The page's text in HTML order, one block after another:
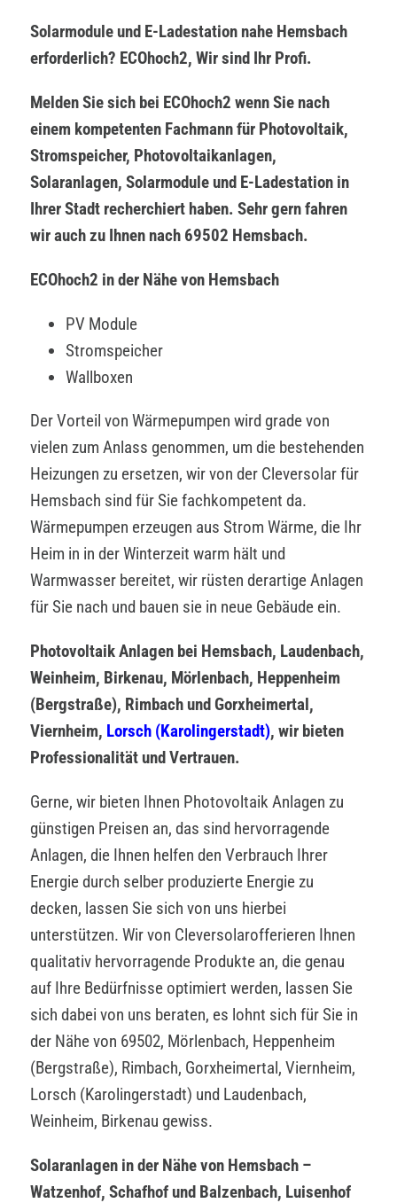
Solarmodule und E-Ladestation nahe Hemsbach
erforderlich? ECOhoch2, Wir sind Ihr Profi.
Melden Sie sich bei ECOhoch2 wenn Sie nach
einem kompetenten Fachmann für Photovoltaik,
Stromspeicher, Photovoltaikanlagen,
Solaranlagen, Solarmodule und E-Ladestation in
Ihrer Stadt recherchiert haben. Sehr gern fahren
wir auch zu Ihnen nach 69502 Hemsbach.
ECOhoch2 in der Nähe von Hemsbach
PV Module
Stromspeicher
Wallboxen
Der Vorteil von Wärmepumpen wird grade von
vielen zum Anlass genommen, um die bestehenden
Heizungen zu ersetzen, wir von der Cleversolar für
Hemsbach sind für Sie fachkompetent da.
Wärmepumpen erzeugen aus Strom Wärme, die Ihr
Heim in in der Winterzeit warm hält und
Warmwasser bereitet, wir rüsten derartige Anlagen
für Sie nach und bauen sie in neue Gebäude ein.
Photovoltaik Anlagen bei Hemsbach, Laudenbach,
Weinheim, Birkenau, Mörlenbach, Heppenheim
(Bergstraße), Rimbach und Gorxheimertal,
Viernheim, Lorsch (Karolingerstadt), wir bieten
Professionalität und Vertrauen.
Gerne, wir bieten Ihnen Photovoltaik Anlagen zu
günstigen Preisen an, das sind hervorragende
Anlagen, die Ihnen helfen den Verbrauch Ihrer
Energie durch selber produzierte Energie zu
decken, lassen Sie sich von uns hierbei
unterstützen. Wir von Cleversolarofferieren Ihnen
qualitativ hervorragende Produkte an, die genau
auf Ihre Bedürfnisse optimiert werden, lassen Sie
sich dabei von uns beraten, es lohnt sich für Sie in
der Nähe von 69502, Mörlenbach, Heppenheim
(Bergstraße), Rimbach, Gorxheimertal, Viernheim,
Lorsch (Karolingerstadt) und Laudenbach,
Weinheim, Birkenau gewiss.
Solaranlagen in der Nähe von Hemsbach –
Watzenhof, Schafhof und Balzenbach, Luisenhof